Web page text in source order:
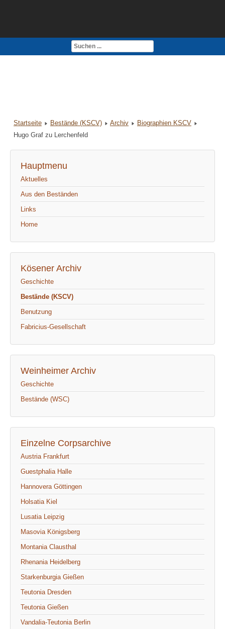
Impressum
Startseite Bestände (KSCV) Archiv
Biographien KSCV
Hugo Graf zu Lerchenfeld
Hauptmenu
Aktuelles
Aus den Beständen
Links
Home
Kösener Archiv
Geschichte
Bestände (KSCV)
Benutzung
Fabricius-Gesellschaft
Weinheimer Archiv
Geschichte
Bestände (WSC)
Einzelne Corpsarchive
Austria Frankfurt
Guestphalia Halle
Hannovera Göttingen
Holsatia Kiel
Lusatia Leipzig
Masovia Königsberg
Montania Clausthal
Rhenania Heidelberg
Starkenburgia Gießen
Teutonia Dresden
Teutonia Gießen
Vandalia-Teutonia Berlin